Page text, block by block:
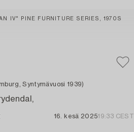
IV" PINE FURNITURE SERIES, 1970S
Syntymävuosi 1939)
16. kesä 202519:33 CEST